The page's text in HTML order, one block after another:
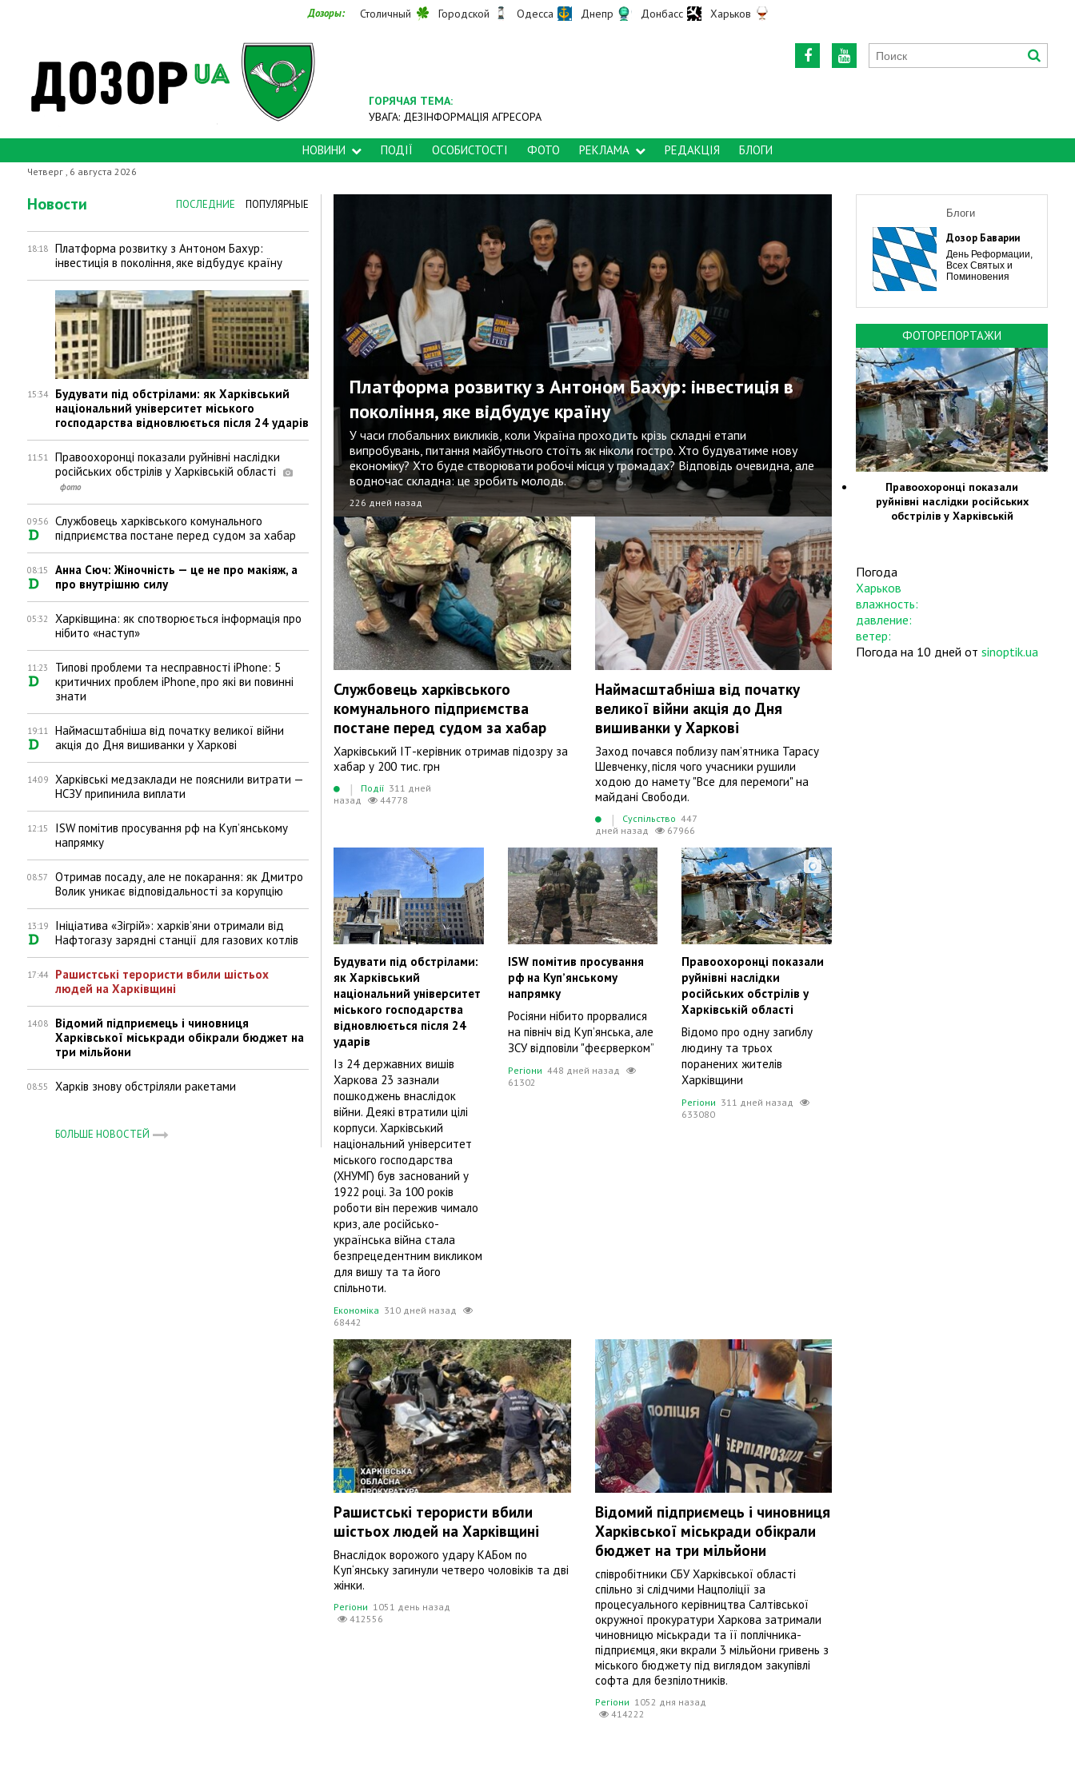
Дозоры: Столичный Городской Одесса Днепр Донбасс Харьков
ГОРЯЧАЯ ТЕМА:
УВАГА: ДЕЗІНФОРМАЦІЯ АГРЕСОРА
НОВИНИ ПОДІЇ ОСОБИСТОСТІ ФОТО РЕКЛАМА РЕДАКЦІЯ БЛОГИ
Четверг , 6 августа 2026
Платформа розвитку з Антоном Бахур: інвестиція в
покоління, яке відбудує країну
У часи глобальних викликів, коли Україна проходить крізь складні етапи
випробувань, питання майбутнього стоїть як ніколи гостро. Хто будуватиме нову
економіку? Хто буде створювати робочі місця у громадах? Відповідь очевидна, але
водночас складна: це зробить молодь.
226 дней назад
Новости ПОСЛЕДНИЕ ПОПУЛЯРНЫЕ
18:18
Платформа розвитку з Антоном Бахур:
інвестиція в покоління, яке відбудує країну
15:34
Будувати під обстрілами: як Харківський
національний університет міського
господарства відновлюється після 24 ударів
11:51
Правоохоронці показали руйнівні наслідки
російських обстрілів у Харківській області
09:56
Службовець харківського комунального
підприємства постане перед судом за хабар
08:15
Анна Сюч: Жіночність — це не про макіяж, а
про внутрішню силу
05:32
Харківщина: як спотворюється інформація про
нібито «наступ»
11:23
Типові проблеми та несправності iPhone: 5
критичних проблем iPhone, про які ви повинні
знати
19:11
Наймасштабніша від початку великої війни
акція до Дня вишиванки у Харкові
14:09
Харківські медзаклади не пояснили витрати —
НСЗУ припинила виплати
12:15
ISW помітив просування рф на Купʼянському
напрямку
08:57
Отримав посаду, але не покарання: як Дмитро
Волик уникає відповідальності за корупцію
13:19
Ініціатива «Зігрій»: харківʼяни отримали від
Нафтогазу зарядні станції для газових котлів
17:44
Рашистські терористи вбили шістьох
людей на Харківщині
14:08
Відомий підприємець і чиновниця
Харківської міськради обікрали бюджет на
три мільйони
08:55 Харків знову обстріляли ракетами
БОЛЬШЕ НОВОСТЕЙ
Службовець харківського
комунального підприємства
постане перед судом за хабар
Харківський ІТ-керівник отримав підозру за
хабар у 200 тис. грн
| Події 311 дней
назад
44778
Наймасштабніша від початку
великої війни акція до Дня
вишиванки у Харкові
Заход почався поблизу пам’ятника Тарасу
Шевченку, після чого учасники рушили
ходою до намету "Все для перемоги" на
майдані Свободи.
| Суспільство 447
дней назад
67966
Будувати під обстрілами:
як Харківський
національний університет
міського господарства
відновлюється після 24
ударів
Із 24 державних вишів
Харкова 23 зазнали
пошкоджень внаслідок
війни. Деякі втратили цілі
корпуси. Харківський
національний університет
міського господарства
(ХНУМГ) був заснований у
1922 році. За 100 років
роботи він пережив чимало
криз, але російсько-
українська війна стала
безпрецедентним викликом
для вишу та та його
спільноти.
Економіка 310 дней назад
68442
ISW помітив просування
рф на Купʼянському
напрямку
Росіяни нібито прорвалися
на північ від Куп’янська, але
ЗСУ відповіли "феєрверком”
Регіони 448 дней назад
61302
Правоохоронці показали
руйнівні наслідки
російських обстрілів у
Харківській області
Відомо про одну загиблу
людину та трьох
поранених жителів
Харківщини
Регіони 311 дней назад
633080
Рашистські терористи вбили
шістьох людей на Харківщині
Внаслідок ворожого удару КАБом по
Куп‘янську загинули четверо чоловіків та дві
жінки.
Регіони 1051 день назад
412556
Відомий підприємець і чиновниця
Харківської міськради обікрали
бюджет на три мільйони
співробітники СБУ Харківської області
спільно зі слідчими Нацполіції за
процесуального керівництва Салтівської
окружної прокуратури Харкова затримали
чиновницю міськради та її поплічника-
підприємця, яки вкрали 3 мільйони гривень з
міського бюджету під виглядом закупівлі
софта для безпілотників.
Регіони 1052 дня назад
414222
Блоги
Дозор Баварии
День Реформации,
Всех Святых и
Поминовения
ФОТОРЕПОРТАЖИ
Правоохоронці показали
руйнівні наслідки російських
обстрілів у Харківській
Погода
Харьков
влажность:
давление:
ветер:
Погода на 10 дней от sinoptik.ua